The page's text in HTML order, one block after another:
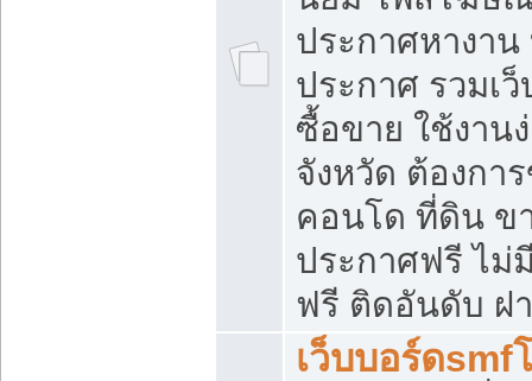
ประกาศหางาน
ประกาศ รวมเ
ซื้อขาย ใช้งาน
จังหวัด ต้องกา
คอนโด ที่ดิน ข
ประกาศฟรี ไม่
ฟรี ติดอันดับ ฝ
เว็บบอร์ดsmf